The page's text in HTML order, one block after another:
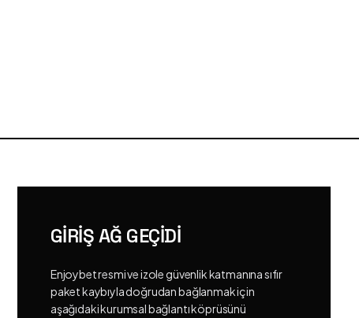
GIRIŞ AĞ GEÇIDI
Enjoybet resmi ve izole güvenlik katmanına sıfır
paket kaybıyla doğrudan bağlanmak için
aşağıdaki kurumsal bağlantı köprüsünü